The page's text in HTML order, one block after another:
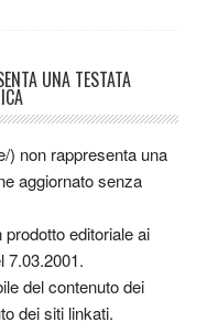
UNA TESTATA
) non rappresenta una
aggiornato senza
editoriale ai
7.03.2001.
del contenuto dei
dei siti linkati.